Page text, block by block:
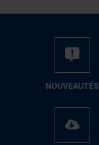
NOUVEAUTÉS